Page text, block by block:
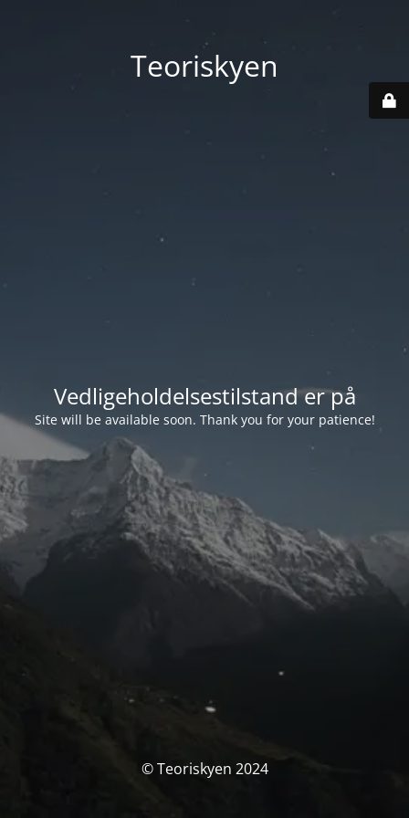
Teoriskyen
Vedligeholdelsestilstand er på
Site will be available soon. Thank you for your patience!
© Teoriskyen 2024